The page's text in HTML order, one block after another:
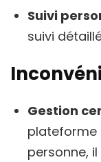
Suivi
suivi
Gestion
plateforme
personne,